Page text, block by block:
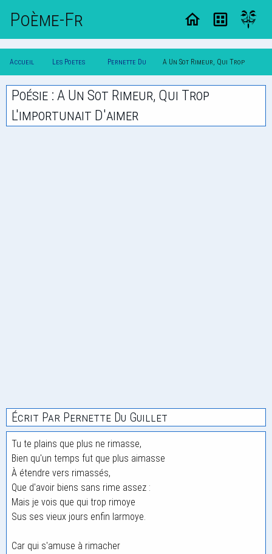
Poème-Fr
Accueil
Poesie
Les Poetes
Classique
Pernette Du
Guillet
A Un Sot Rimeur, Qui Trop
L'importunait D'aimer
Poésie : A Un Sot Rimeur, Qui Trop
L'importunait D'aimer
Écrit Par Pernette Du Guillet
Tu te plains que plus ne rimasse,
Bien qu'un temps fut que plus aimasse
À étendre vers rimassés,
Que d'avoir biens sans rime assez :
Mais je vois que qui trop rimoye
Sus ses vieux jours enfin larmoye.
Car qui s'amuse à rimacher